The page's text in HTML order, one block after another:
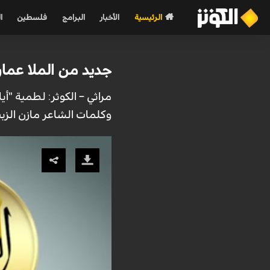
الرئيسية الأخبار البرامج فلسطين
جديد من الملا
مراثي – الكوثر: لطمية
وكلمات الشاعر مازن